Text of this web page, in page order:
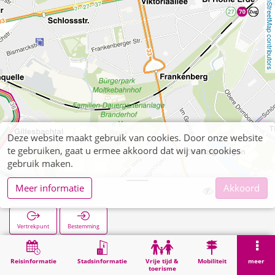
OpenStreetMap contributors
Reisinformatie Stadsinformatie
Vrije tijd &
toerisme
Mobiliteit meer
Viktoriaallee
Vertrekpunt Bestemming
Zoekopracht
Deze website maakt gebruik van cookies. Door onze website
te gebruiken, gaat u ermee akkoord dat wij van cookies
gebruik maken.
Meer informatie
Akkoord